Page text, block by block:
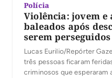
Polícia
Violência: jovem e
baleados após
serem
Lucas Eurilio/Repórter
três pessoas ficaram
criminosos que esperaram